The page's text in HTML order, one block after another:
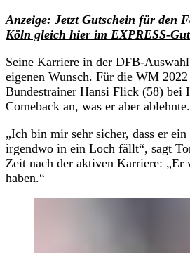
Anzeige: Jetzt Gutschein für den
Köln gleich hier im EXPRESS-
Seine Karriere in der DFB-
eigenen Wunsch. Für die WM
Bundestrainer Hansi Flick (58) bei
Comeback an, was er aber ablehnte.
„Ich bin mir sehr sicher, dass er
irgendwo in ein Loch fällt“, sagt
Zeit nach der aktiven Karriere: „Er
haben.“